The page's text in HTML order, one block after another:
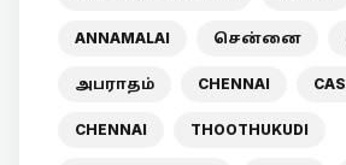
ANNAMALAI சென்னை
அபராதம் CHENNAI
CHENNAI THOOTHUKUDI